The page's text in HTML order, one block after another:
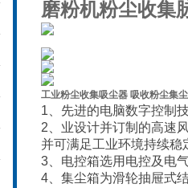
磨粉机粉尘收集
工业粉尘收集吸尘器 吸收粉尘集
1、先进的电脑数字控制
2、业设计并订制的高速
并可满足工业环境持续稳
3、电控箱选用电控及电
4、集尘箱为滑轮抽屉式